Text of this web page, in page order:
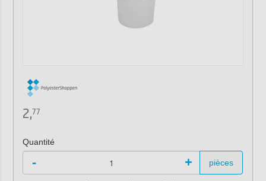
2,77
Quantité
- + pièces